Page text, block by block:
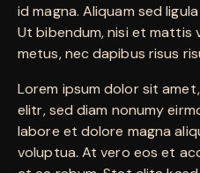
id magna. Aliquam sed
Ut bibendum, nisi et
metus, nec dapibus risus
Lorem ipsum dolor sit
elitr, sed diam nonumy
labore et dolore magna
voluptua. At vero eos et